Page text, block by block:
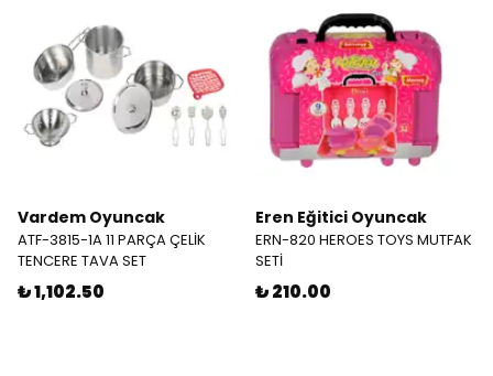
Vardem Oyuncak
ATF-3815-1A 11 PARÇA ÇELİK
TENCERE TAVA SET
₺ 1,102.50
Eren Eğitici Oyuncak
ERN-820 HEROES TOYS MUTFAK
SETİ
₺ 210.00